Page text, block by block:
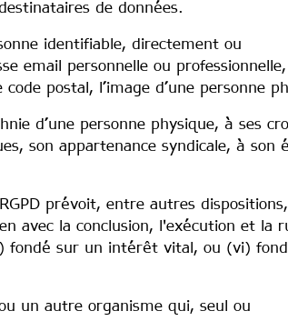
de données.
identifiable, directement ou
email personnelle ou
postal, l’image d’une personne
d’une personne physique, à ses
son appartenance syndicale, à son
prévoit, entre autres
avec la conclusion, l'exécution et la
fondé sur un intérêt vital, ou (vi)
un autre organisme qui, seul ou